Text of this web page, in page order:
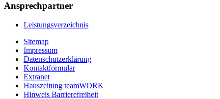
Ansprechpartner
Leistungsverzeichnis
Sitemap
Impressum
Datenschutzerklärung
Kontaktformular
Extranet
Hauszeitung teamWORK
Hinweis Barrierefreiheit